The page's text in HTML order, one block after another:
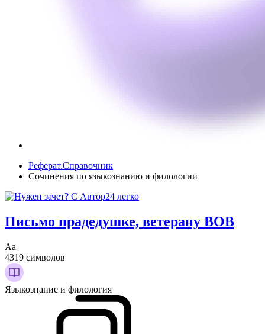
Реферат.Справочник
Сочинения по языкознанию и филологии
Письмо прадедушке, ветерану ВОВ
Аа
4319 символов
Языкознание и филология